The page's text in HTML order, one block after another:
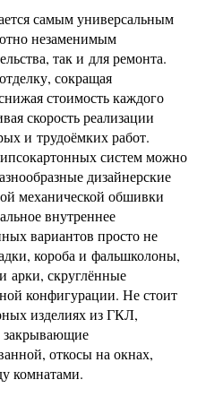
самым универсальным
незаменимым
так и для ремонта.
сокращая
стоимость каждого
скорость реализации
и трудоёмких работ.
систем можно
дизайнерские
механической обшивки
внутреннее
вариантов просто не
короба и фальшколоны,
арки, скруглённые
конфигурации. Не стоит
изделиях из ГКЛ,
закрывающие
откосы на окнах,
комнатами.